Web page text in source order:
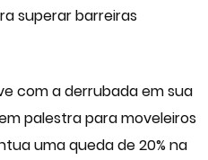
superar barreiras
com a derrubada em sua
palestra para moveleiros
uma queda de 20% na